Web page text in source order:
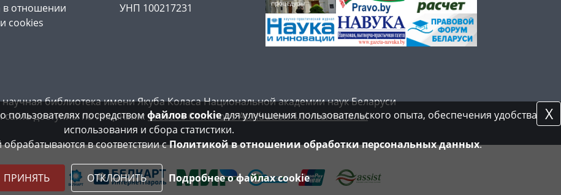
в отношении
cookies
УНП 100217231
библиотека имени Якуба Коласа Национальной академии наук Беларуси
сайта доступны по лицензии:Creative Commons Attribution 4.0 International
посредствомфайлов cookieдля улучшения пользовательского опыта, обеспечения удобства
использования и сбора статистики.
в соответствии сПолитикой в отношении обработки персональных данных.
ПРИНЯТЬ ОТКЛОНИТЬ Подробнее о файлах cookie
X